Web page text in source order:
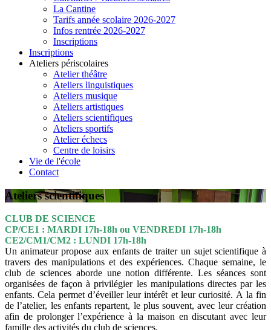
La Cantine
Tarifs année scolaire 2026-2027
Infos rentrée 2026-2027
Inscriptions
Inscriptions
Ateliers périscolaires
Atelier théâtre
Ateliers linguistiques
Ateliers musique
Ateliers artistiques
Ateliers scientifiques
Ateliers sportifs
Atelier échecs
Centre de loisirs
Vie de l'école
Contact
Ateliers scientifiques
CLUB DE SCIENCE
CP/CE1 : MARDI 17h-18h ou VENDREDI 17h-18h
CE2/CM1/CM2 : LUNDI 17h-18h
Un animateur propose aux enfants de traiter un sujet scientifique à
travers des manipulations et des expériences. Chaque semaine, le
club de sciences aborde une notion différente. Les séances sont
organisées de façon à privilégier les manipulations directes par les
enfants. Cela permet d’éveiller leur intérêt et leur curiosité. A la fin
de l’atelier, les enfants repartent, le plus souvent, avec leur création
afin de prolonger l’expérience à la maison en discutant avec leur
famille des activités du club de sciences.